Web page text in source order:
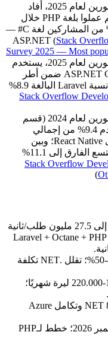
في استطلاع Stack Overflow للمطورين لعام 2025، أفاد
18.9% من إجمالي المشاركين بأنهم عملوا بلغة PHP خلال
العام الماضي، بينما استخدم 27.8% من المشاركين لغة C# —
Stack
Survey 2025 — Most
في استطلاع Stack Overflow للمطورين لعام 2025، يستخدم
19.7% من إجمالي المشاركين ASP.NET Core ضمن أطر
وتقنيات الويب، أي أكثر من ضعف نسبة Laravel البالغة 8.9%
Stack Overflow
في استطلاع Stack Overflow للمطورين لعام 2024 (قسم
«الأطر والمكتبات الأخرى»)، استخدم 9.4% من إجمالي
المشاركين Flutter مقابل 8.4% لدى React Native؛ وبين
المطورين الذين يتعلمون البرمجة يتسع الفارق إلى 11.1%
Stack Overflow
)
تصل ASP.NET Core على .NET 9 إلى 27.5 مليون طلب/ثانية
في TechEmpower plaintext 2026؛ Laravel + Octane + PHP
التكلفة الأولية مع Laravel أقل بـ40-50%؛ تقلل .NET تكلفة
في تركيا: رواتب C# الكبار 140.000-220.000 ليرة شهريًا؛
للقطاعات المنظمة، يوفر .NET 8/9 LTS وتكامل Azure
الدعم النشط لـPHP 8.4 ينتهي ديسمبر 2026؛ خطط لـPHP